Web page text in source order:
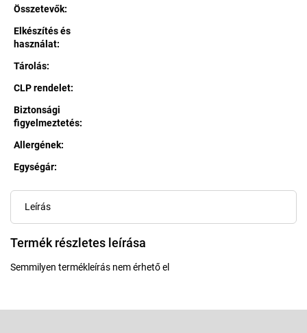
Összetevők:
Elkészítés és
használat:
Tárolás:
CLP rendelet:
Biztonsági
figyelmeztetés:
Allergének:
Egységár:
Leírás
Termék részletes leírása
Semmilyen termékleírás nem érhető el